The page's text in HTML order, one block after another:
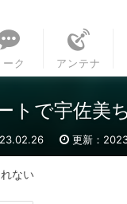
ーク アンテナ
トで宇佐美
更新：
ない